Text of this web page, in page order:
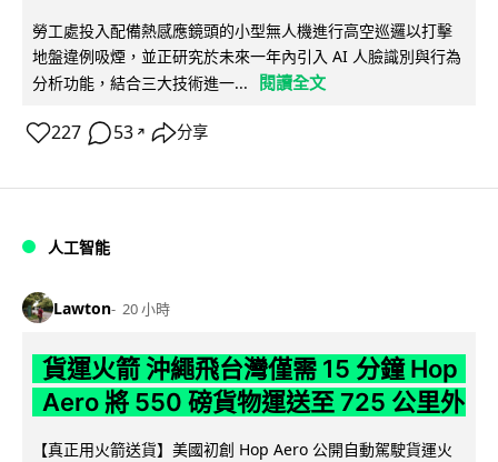
勞工處投入配備熱感應鏡頭的小型無人機進行高空巡邏以打擊
地盤違例吸煙，並正研究於未來一年內引入 AI 人臉識別與行為
分析功能，結合三大技術進一...
閱讀全文
227 53 ↗ 分享
人工智能
Lawton 20 小時
貨運火箭 沖繩飛台灣僅需 15 分鐘 Hop
Aero 將 550 磅貨物運送至 725 公里外
【真正用火箭送貨】美國初創 Hop Aero 公開自動駕駛貨運火